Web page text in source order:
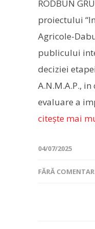
RODBUN
proiectului
Agricole-
publicului
deciziei
A.N.M.A.P.,
evaluare a
citește mai
04/07/2025
FĂRĂ